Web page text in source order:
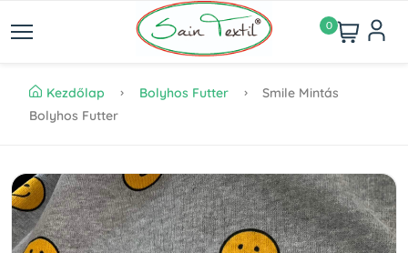
0
Kezdőlap Bolyhos Futter
Smile Mintás
Bolyhos Futter